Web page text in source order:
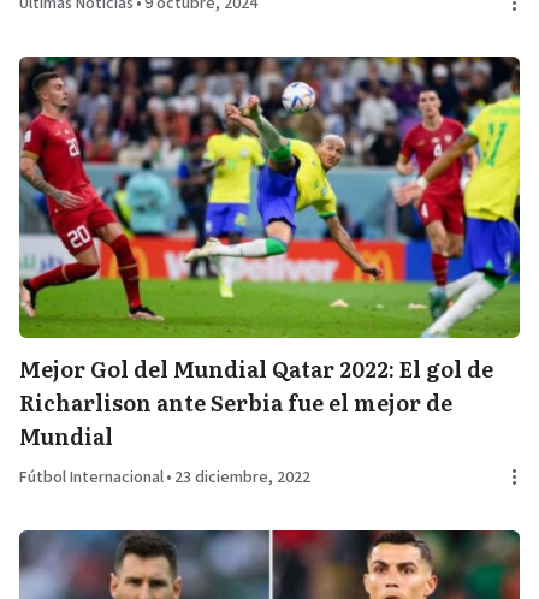
Mejor Gol del Mundial Qatar 2022: El gol de
Richarlison ante Serbia fue el mejor de
Mundial
Fútbol Internacional• 23 diciembre, 2022